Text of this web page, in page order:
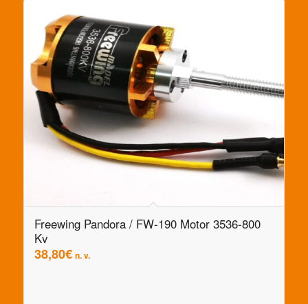
Freewing Pandora / FW-190 Motor 3536-800
Kv
38,80€ n. v.